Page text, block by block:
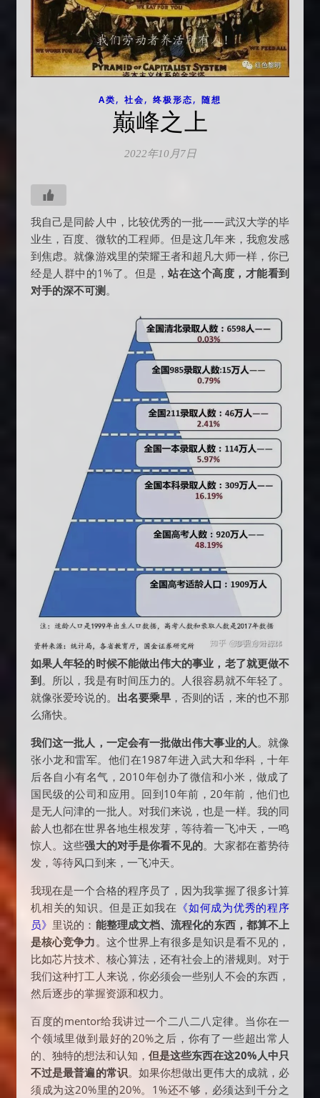
A类, 社会, 终极形态, 随想
巅峰之上
2022年10月7日
我自己是同龄人中，比较优秀的一批——武汉大学的毕
业生，百度、微软的工程师。但是这几年来，我愈发感
到焦虑。就像游戏里的荣耀王者和超凡大师一样，你已
经是人群中的1%了。但是， 站在这个高度，才能看到
对手的深不可测。
如果人年轻的时候不能做出伟大的事业，老了就更做不
到。所以，我是有时间压力的。人很容易就不年轻了。
就像张爱玲说的。 出名要乘早 ，否则的话，来的也不那
么痛快。
我们这一批人，一定会有一批做出伟大事业的人 。就像
张小龙和雷军。他们在1987年进入武大和华科，十年
后各自小有名气，2010年创办了微信和小米，做成了
国民级的公司和应用。回到10年前，20年前，他们也
是无人问津的一批人。对我们来说，也是一样。我的同
龄人也都在世界各地生根发芽，等待着一飞冲天，一鸣
惊人。这些强大的对手是你看不见的。大家都在蓄势待
发，等待风口到来，一飞冲天。
我现在是一个合格的程序员了，因为我掌握了很多计算
机相关的知识。但是正如我在 《如何成为优秀的程序
员》 里说的： 能整理成文档、流程化的东西，都算不上
是核心竞争力 。这个世界上有很多是知识是看不见的，
比如芯片技术、核心算法，还有社会上的潜规则。对于
我们这种打工人来说，你必须会一些别人不会的东西，
然后逐步的掌握资源和权力。
百度的mentor给我讲过一个二八二八定律。当你在一
个领域里做到最好的20%之后，你有了一些超出常人
的、独特的想法和认知， 但是这些东西在这20%人中只
不过是最普遍的常识。如果你想做出更伟大的成就，必
须成为这20%里的20%。1%还不够，必须达到千分之